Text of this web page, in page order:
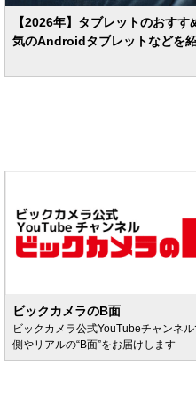
【2026年】タブレットのおすす
気のAndroidタブレットなどを
ビックカメラのB面
ビックカメラ公式YouTubeチャンネ
側やリアルの“B面”をお届けします